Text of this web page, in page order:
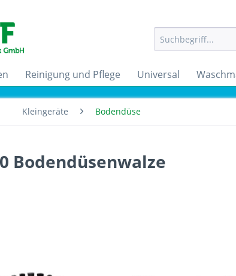
Reinigung und Pflege Universal
Kleingeräte Bodendüse
Bodendüsenwalze